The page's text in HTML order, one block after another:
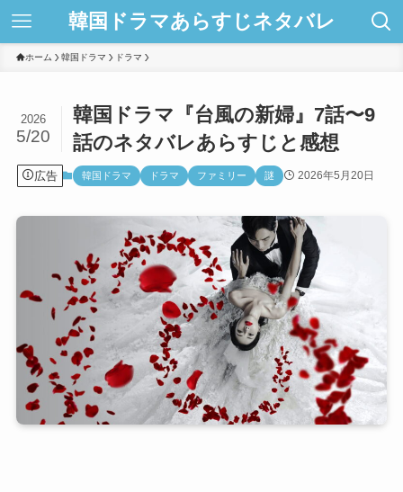
韓国ドラマあらすじネタバレ
ホーム 韓国ドラマ ドラマ
韓国ドラマ『台風の新婦』7話〜9
話のネタバレあらすじと感想
2026
5/20
広告 韓国ドラマ ドラマ ファミリー 謎 2026年5月20日